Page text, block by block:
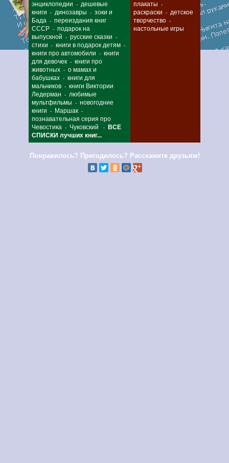
энциклопедии - дешевые
книги - динозавры - зоки и
Бада - переиздания книг
СССР - подарок на
выпускной - русские сказки -
стихи - книги в подарок детям -
книги про автомобили - книги
для девочек - книги про
животных - о мамах и
бабушках - книги для
мальчиков - книги Виктории
Ледерман - любимые
мультфильмы - новогодние
книги - Маршак -
познавательная серия про
Чевостика - Чуковский -
ВСЕ
СПИСКИ лучших книг...
плакаты -
раскраски - детское
творчество -
настольные игры
Понравилось? Пригодилось? Расскажите друзьям!